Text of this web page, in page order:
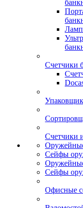
Счетчики
Счетчики
Сейфы
Сейфы
Офисные